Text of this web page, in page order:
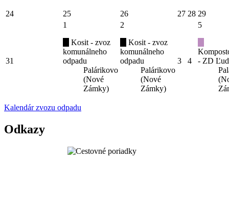
24 25 26 27 28 29
31
1
Kosit - zvoz
komunálneho
odpadu
Palárikovo
(Nové
Zámky)
2
Kosit - zvoz
komunálneho
odpadu
Palárikovo
(Nové
Zámky)
3 4
5
- ZD
Kalendár zvozu odpadu
Odkazy